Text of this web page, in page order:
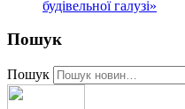
будівельної галузі»
Пошук
Пошук